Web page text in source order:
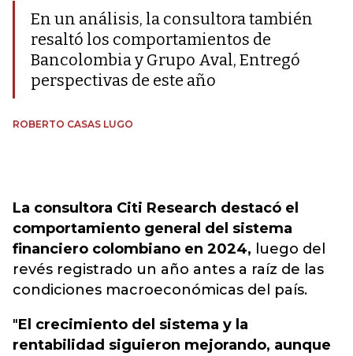
En un análisis, la consultora también
resaltó los comportamientos de
Bancolombia y Grupo Aval, Entregó
perspectivas de este año
ROBERTO CASAS LUGO
La consultora Citi Research destacó el
comportamiento general del sistema
financiero colombiano en 2024, luego del
revés registrado un año antes a raíz de las
condiciones macroeconómicas del país.
"El crecimiento del sistema y la
rentabilidad siguieron mejorando, aunque